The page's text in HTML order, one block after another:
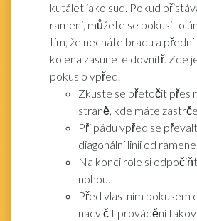
kutálet jako sud. Pokud
rameni, můžete se pokusit o
tím, že necháte bradu a
kolena zasunete dovnitř. Zde
pokus o vpřed.
Zkuste se přetočit přes
straně, kde máte
Při pádu vpřed se
diagonální linii od
Na konci role si
nohou.
Před vlastním pokusem
nacvičit provádění